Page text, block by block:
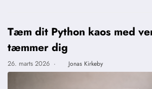
Tæm dit Python kaos med
tæmmer dig
26. marts 2026 · Jonas Kirkeby